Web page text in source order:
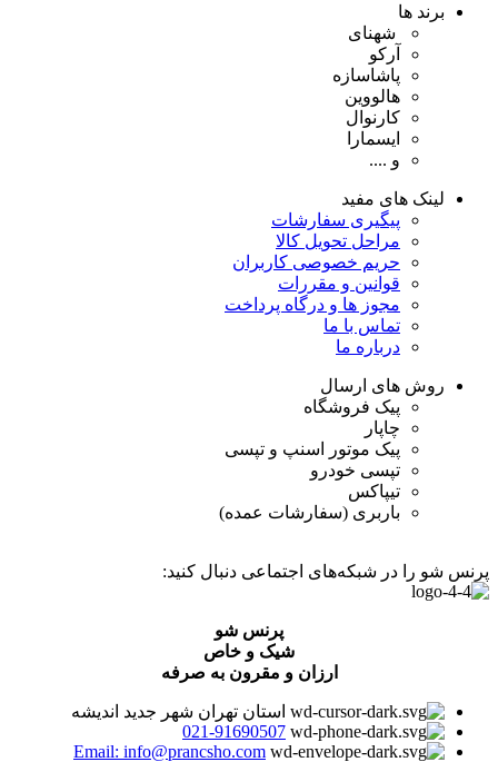
برند ها
شهنای
آرکو
پاشاسازه
هالووین
کارنوال
ایسمارا
و ....
لینک های مفید
پیگیری سفارشات
مراحل تحویل کالا
حریم خصوصی کاربران
قوانین و مقررات
مجوز ها و درگاه پرداخت
تماس با ما
درباره ما
روش های ارسال
پیک فروشگاه
چاپار
پیک موتور اسنپ و تپسی
تپسی خودرو
تیپاکس
باربری (سفارشات عمده)
پرنس شو را در شبکه‌های اجتماعی دنبال کنید:
پرنس شو
شیک و خاص
ارزان و مقرون به صرفه
استان تهران شهر جدید اندیشه
021-91690507
Email: info@prancsho.com